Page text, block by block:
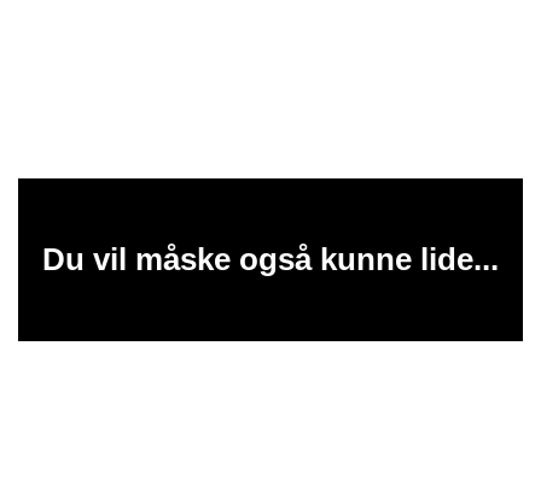
Du vil måske også kunne lide...